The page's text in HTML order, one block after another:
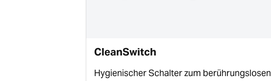
CleanSwitch
Hygienischer Schalter zum berührungslosen